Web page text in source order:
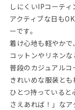
しにくいIPコーティ
アクティブな日も
ーです。
着け心地も軽やかで
コットンやリネン
普段のカジュアルコ
きれいめな服装とも
ひとつ持っている
さえあれば！」なア